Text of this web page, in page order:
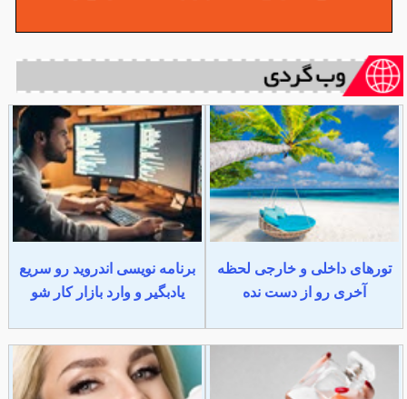
تورهای داخلی و خارجی لحظه
آخری رو از دست نده
برنامه نویسی اندروید رو سریع
یادبگیر و وارد بازار کار شو